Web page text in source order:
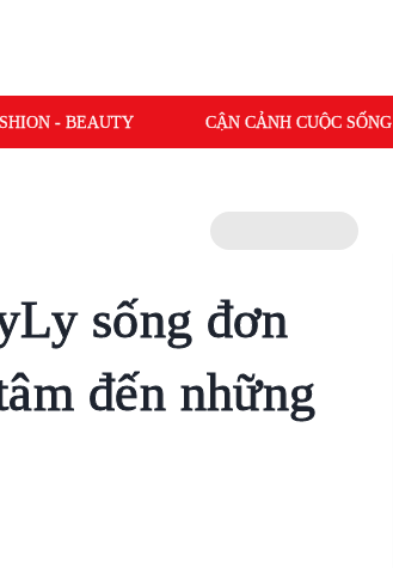
- BEAUTY CẬN CẢNH CUỘC SỐNG
sống đơn
đến những